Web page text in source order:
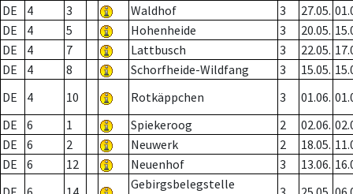
DE
4 3 Waldhof 3 27.05.
DE
4 5 Hohenheide 3 20.05.
DE
4 7 Lattbusch 3 22.05.
DE
4 8 Schorfheide-Wildfang 3 15.05.
DE
4 10 Rotkäppchen 3 01.06.
DE
6 1 Spiekeroog 2 02.06.
DE
6 2 Neuwerk 2 18.05.
DE
6 12 Neuenhof 3 13.06.
Gebirgsbelegstelle